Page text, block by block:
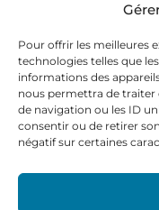
Pour offrir les meilleures
technologies telles que
informations des
nous permettra de traiter
de navigation ou les ID
consentir ou de retirer
négatif sur certaines